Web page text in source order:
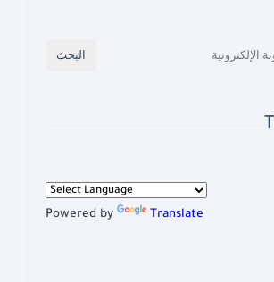
Powered by Translate